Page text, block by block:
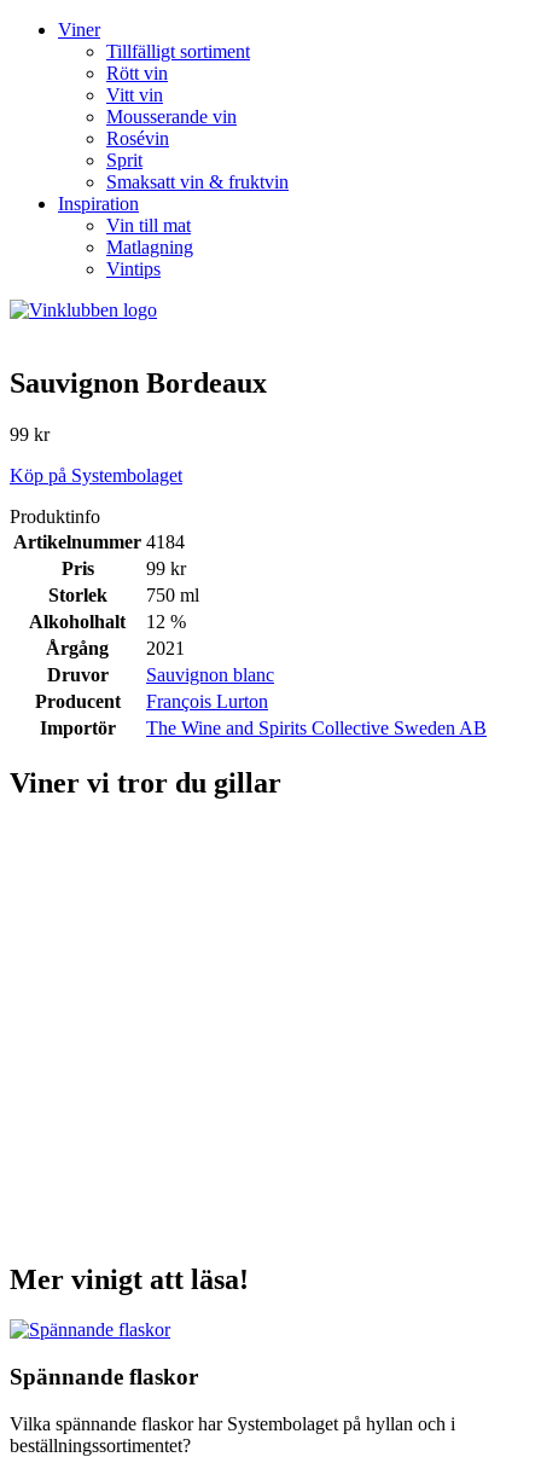
Viner
Tillfälligt sortiment
Rött vin
Vitt vin
Mousserande vin
Rosévin
Sprit
Smaksatt vin & fruktvin
Inspiration
Vin till mat
Matlagning
Vintips
Sauvignon Bordeaux
99 kr
Köp på Systembolaget
Produktinfo
Artikelnummer 4184
Pris
99 kr
Storlek
750 ml
Alkoholhalt
12 %
Årgång
2021
Druvor
Sauvignon blanc
Producent
François Lurton
Importör
The Wine and Spirits Collective Sweden AB
Viner vi tror du gillar
Mer vinigt att läsa!
Spännande flaskor
Vilka spännande flaskor har Systembolaget på hyllan och i
beställningssortimentet?